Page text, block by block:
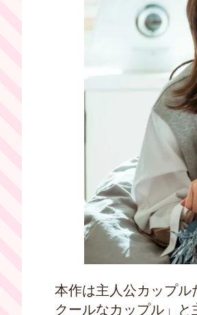
本作は主人公カップ
クールなカップル」